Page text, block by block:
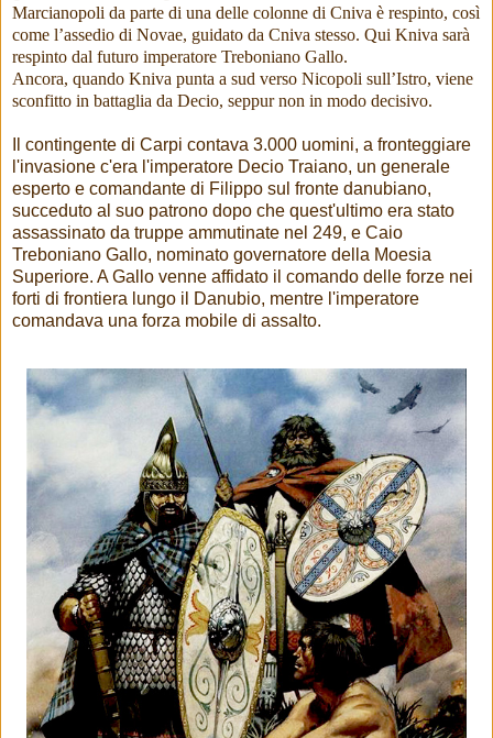
Marcianopoli da parte di una delle colonne di Cniva è respinto, così
come l’assedio di Novae, guidato da Cniva stesso. Qui Kniva sarà
respinto dal futuro imperatore Treboniano Gallo.
Ancora, quando Kniva punta a sud verso Nicopoli sull’Istro, viene
sconfitto in battaglia da Decio, seppur non in modo decisivo.
Il contingente di Carpi contava 3.000 uomini, a fronteggiare
l'invasione c'era l'imperatore Decio Traiano, un generale
esperto e comandante di Filippo sul fronte danubiano,
succeduto al suo patrono dopo che quest'ultimo era stato
assassinato da truppe ammutinate nel 249, e Caio
Treboniano Gallo, nominato governatore della Moesia
Superiore. A Gallo venne affidato il comando delle forze nei
forti di frontiera lungo il Danubio, mentre l'imperatore
comandava una forza mobile di assalto.